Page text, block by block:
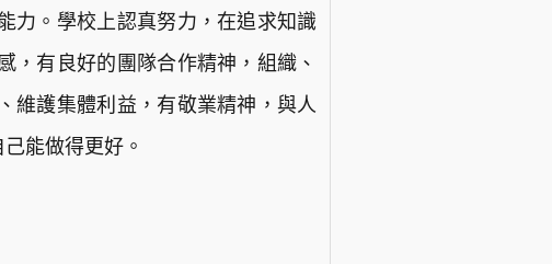
力。學校上認真努力，在追求知識
，有良好的團隊合作精神，組織、
維護集體利益，有敬業精神，與人
能做得更好。